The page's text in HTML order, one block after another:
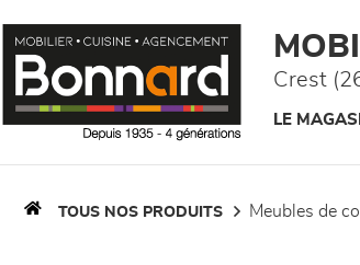
Crest
LE
TOUS NOS PRODUITS meubles de